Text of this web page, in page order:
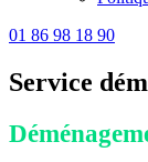
01 86 98 18 90
Service